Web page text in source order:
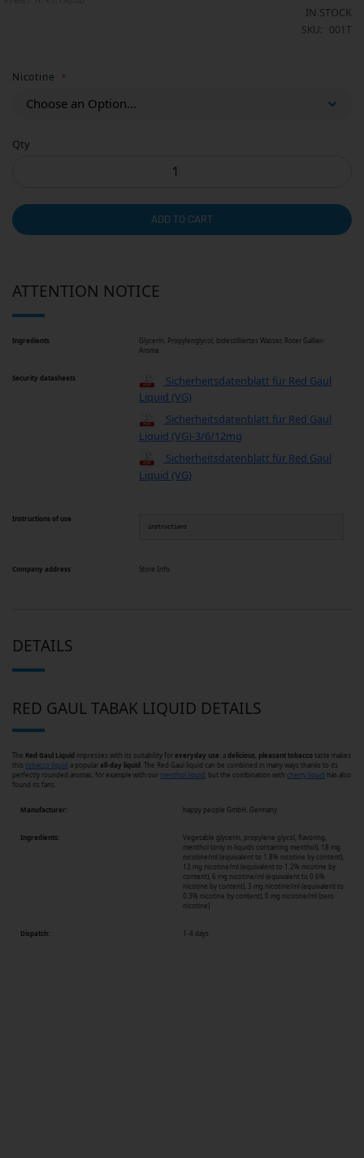
IN STOCK
SKU 001T
Nicotine
Qty
ADD TO CART
ATTENTION NOTICE
Ingredients
Glycerin, Propylenglycol, bidestilliertes Wasser, Roter Gallier-
Aroma
Security datasheets
Sicherheitsdatenblatt für Red Gaul
Liquid (VG)
Sicherheitsdatenblatt für Red Gaul
Liquid (VG)-3/6/12mg
Sicherheitsdatenblatt für Red Gaul
Liquid (VG)
Instructions of use
instructions
Company address Store Info
DETAILS
RED GAUL TABAK LIQUID DETAILS
The Red Gaul Liquid impresses with its suitability foreveryday use : adelicious pleasanttobaccotaste makes
this tobacco liquid a popularall-day liquid . The Red Gaul liquid can be combined in many ways thanks to its
perfectly rounded aromas, for example with our menthol liquid , but the combination with cherry liquid has also
found its fans.
Manufacturer: happy people GmbH, Germany
Ingredients:
Vegetable glycerin, propylene glycol, flavoring,
menthol (only in liquids containing menthol), 18 mg
nicotine/ml (equivalent to 1.8% nicotine by content),
12 mg nicotine/ml (equivalent to 1.2% nicotine by
content), 6 mg nicotine/ml (equivalent to 0.6%
nicotine by content), 3 mg nicotine/ml (equivalent to
0.3% nicotine by content), 0 mg nicotine/ml (zero
nicotine)
Dispatch: 1-4 days